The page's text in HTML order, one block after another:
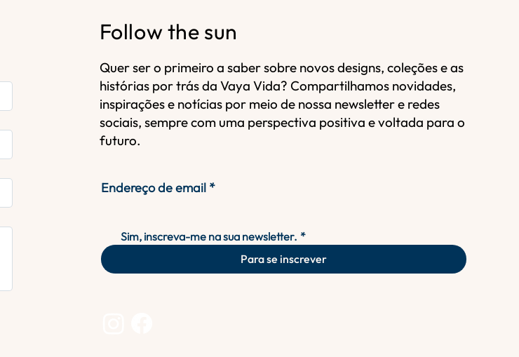
Follow the sun
Quer ser o primeiro a saber sobre novos designs, coleções e as
histórias por trás da Vaya Vida? Compartilhamos novidades,
inspirações e notícias por meio de nossa newsletter e redes
sociais, sempre com uma perspectiva positiva e voltada para o
futuro.
Endereço de email *
Sim, inscreva-me na sua newsletter. *
Para se inscrever